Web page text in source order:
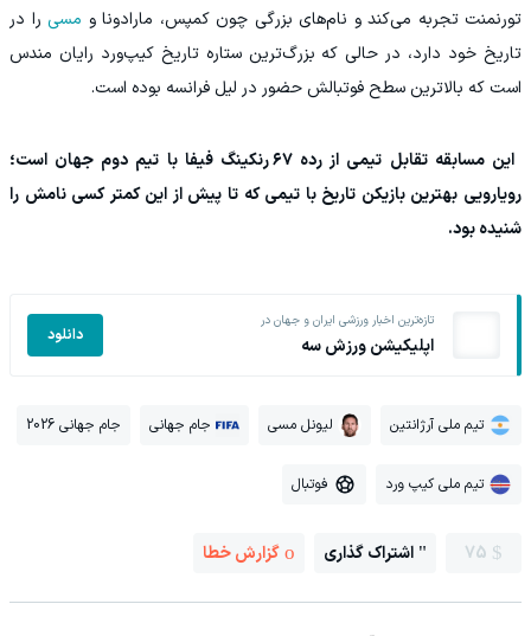
تورنمنت تجربه می‌کند و نام‌های بزرگی چون کمپس، مارادونا و مسی را در
تاریخ خود دارد، در حالی که بزرگ‌ترین ستاره تاریخ کیپ‌ورد رایان مندس
است که بالاترین سطح فوتبالش حضور در لیل فرانسه بوده است.
این مسابقه تقابل تیمی از رده ۶۷ رنکینگ فیفا با تیم دوم جهان است؛
رویارویی بهترین بازیکن تاریخ با تیمی که تا پیش از این کمتر کسی نامش را
شنیده بود.
تازه‌ترین اخبار ورزشی ایران و جهان در
اپلیکیشن ورزش سه دانلود
تیم ملی آرژانتین لیونل مسی جام جهانی جام جهانی 2026
تیم ملی کیپ ورد فوتبال
75 اشتراک گذاری گزارش خطا